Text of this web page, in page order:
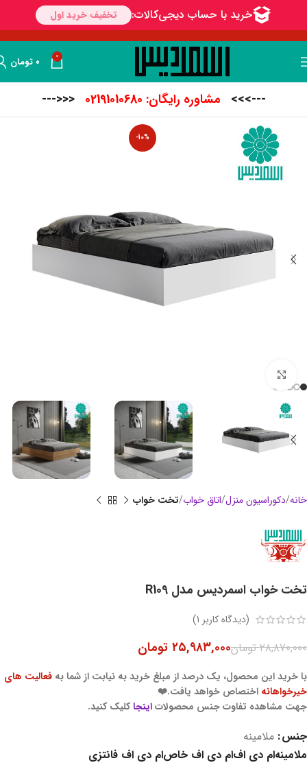
0 ۰ تومان
--->>> مشاوره رایگان: 02191010680 <<<---
-10%
خانه دکوراسیون منزل اتاق خواب تخت خواب
تخت خواب اسمردیس مدل R109
(دیدگاه کاربر 1
)
۲۸,۸۷۰,۰۰۰تومان۲۵,۹۸۳,۰۰۰ تومان
با خرید این محصول، یک درصد از مبلغ خرید به نیابت از شما به فعالیت های
خیرخواهانه اختصاص خواهد یافت.❤️
جهت مشاهده تفاوت جنس محصولاتاینجا کلیک کنید.
جنس ملامینه
ملامینهام دی افام دی اف خاصام دی اف فانتزی